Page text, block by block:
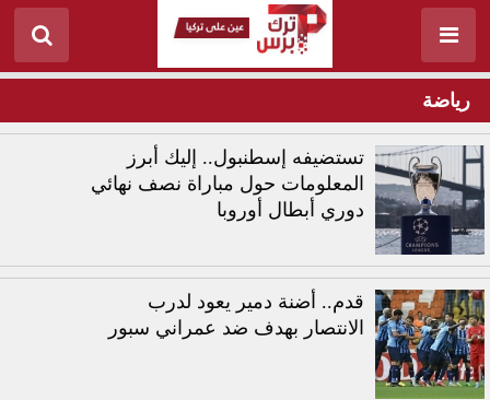
رياضة
تستضيفه إسطنبول.. إليك أبرز
المعلومات حول مباراة نصف نهائي
دوري أبطال أوروبا
قدم.. أضنة دمير يعود لدرب
الانتصار بهدف ضد عمراني سبور